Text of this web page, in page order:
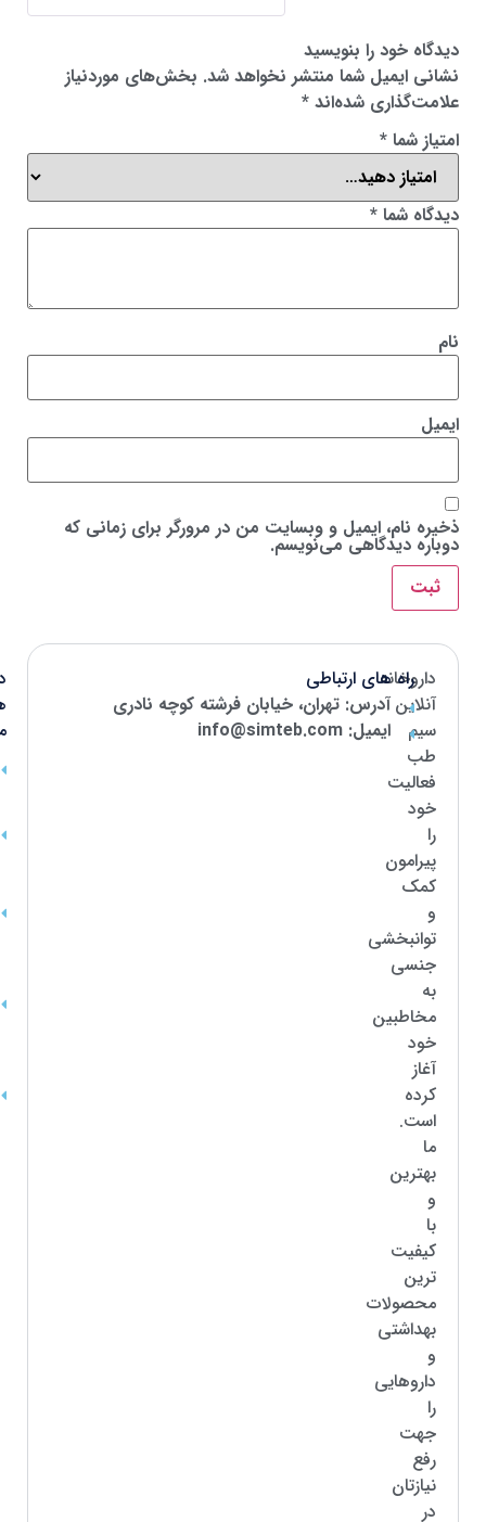
دیدگاه خود را بنویسید
نشانی ایمیل شما منتشر نخواهد شد. بخش‌های موردنیاز
علامت‌گذاری شده‌اند *
امتیاز شما *
دیدگاه شما *
نام
ایمیل
ذخیره نام، ایمیل و وبسایت من در مرورگر برای زمانی که
دوباره دیدگاهی می‌نویسم.
داروخانه
آنلاین
سیم
طب
فعالیت
خود
را
پیرامون
کمک
و
توانبخشی
جنسی
به
مخاطبین
خود
آغاز
کرده
است.
ما
بهترین
و
با
کیفیت
ترین
محصولات
بهداشتی
و
داروهایی
را
جهت
رفع
نیازتان
در
راه های ارتباطی
آدرس: تهران، خیابان فرشته کوچه نادری
ایمیل: info@simteb.com